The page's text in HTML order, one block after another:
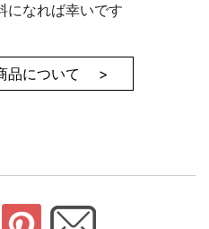
なれば幸いです
品について >